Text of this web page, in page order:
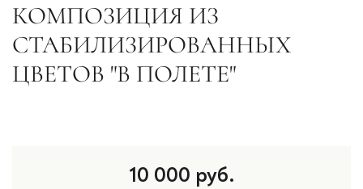
КОМПОЗИЦИЯ ИЗ
СТАБИЛИЗИРОВАННЫХ
ЦВЕТОВ "В ПОЛЕТЕ"
10 000 руб.